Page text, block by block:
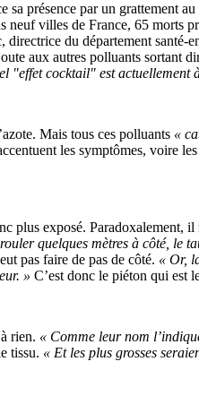
présence par un grattement
neuf villes de France, 65 morts
directrice du département santé-
aux autres polluants sortant
"effet cocktail" est actuellement
Mais tous ces polluants «
les symptômes, voire
exposé. Paradoxalement,
quelques mètres à côté, le
pas faire de pas de côté. « Or,
» C’est donc le piéton qui est
rien. « Comme leur nom
tissu. « Et les plus grosses